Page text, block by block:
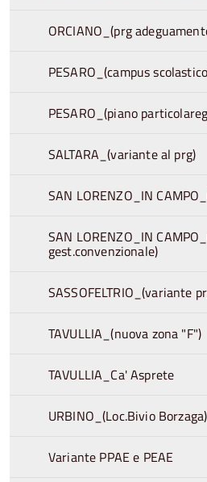
ORCIANO_(prg
PESARO_(campus
PESARO_(piano
SALTARA_(variante al prg)
SAN LORENZO_IN
SAN LORENZO_IN
gest.convenzionale)
SASSOFELTRIO_(variante
TAVULLIA_(nuova zona "F")
TAVULLIA_Ca' Asprete
URBINO_(Loc.Bivio Borzaga)
Variante PPAE e PEAE